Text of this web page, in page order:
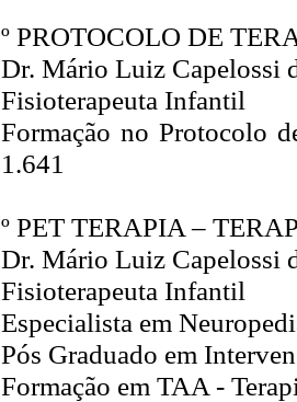
º PROTOCOLO DE
Dr. Mário Luiz Capelossi
Fisioterapeuta Infantil
Formação no Protocolo
1.641
º PET TERAPIA –
Dr. Mário Luiz Capelossi
Fisioterapeuta Infantil
Especialista em
Pós Graduado em
Formação em TAA -